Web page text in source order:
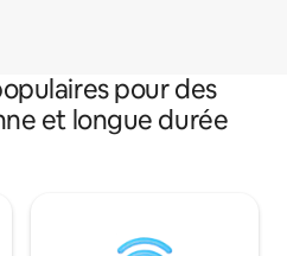
pour des
et longue durée